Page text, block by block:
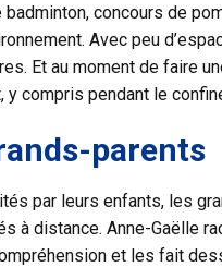
badminton, concours de
Avec peu
Et au moment de faire
y compris pendant le
parents
par leurs enfants, les
à distance. Anne-
et les fait